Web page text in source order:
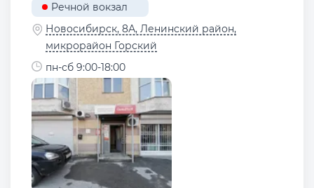
Речной вокзал
Новосибирск, 8А, Ленинский район,
микрорайон Горский
пн-сб 9:00-18:00